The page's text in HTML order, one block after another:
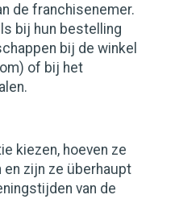
de franchisenemer.
bij hun bestelling
bij de winkel
of bij het
kiezen, hoeven ze
zijn ze überhaupt
van de